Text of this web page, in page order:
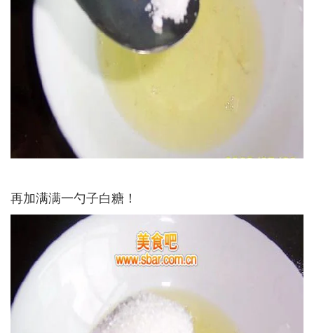
再加满满一勺子白糖！­